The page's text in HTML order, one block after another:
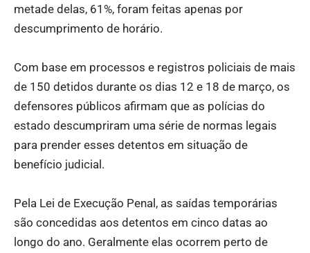
metade delas, 61%, foram feitas apenas por
descumprimento de horário.
Com base em processos e registros policiais de mais
de 150 detidos durante os dias 12 e 18 de março, os
defensores públicos afirmam que as polícias do
estado descumpriram uma série de normas legais
para prender esses detentos em situação de
benefício judicial.
Pela Lei de Execução Penal, as saídas temporárias
são concedidas aos detentos em cinco datas ao
longo do ano. Geralmente elas ocorrem perto de